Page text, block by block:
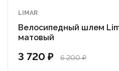
LIMAR
Велосипедный шлем
матовый
3 720 ₽ 6 200 ₽